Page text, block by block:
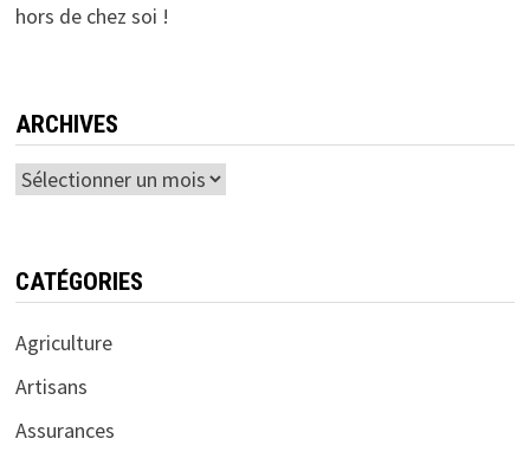
hors de chez soi !
ARCHIVES
Archives
CATÉGORIES
Agriculture
Artisans
Assurances